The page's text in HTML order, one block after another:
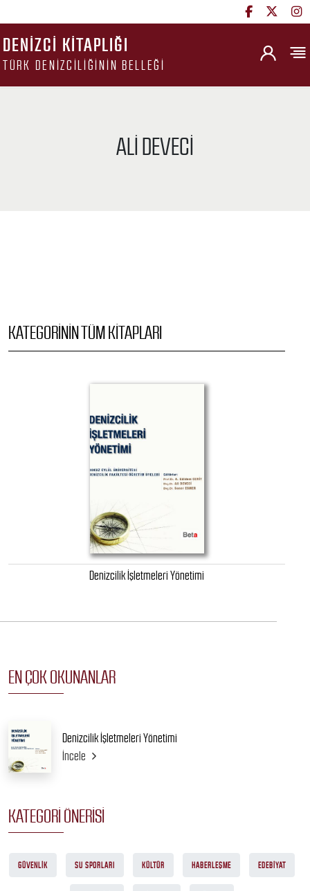
DENIZCI KITAPLIĞI
TÜRK DENIZCILIĞININ BELLEĞI
ALI DEVECI
KATEGORININ TÜM KITAPLARI
Denizcilik İşletmeleri Yönetimi
EN ÇOK OKUNANLAR
Denizcilik İşletmeleri Yönetimi
İncele
KATEGORI ÖNERISI
GÜVENLIK SU SPORLARI KÜLTÜR HABERLEŞME EDEBIYAT